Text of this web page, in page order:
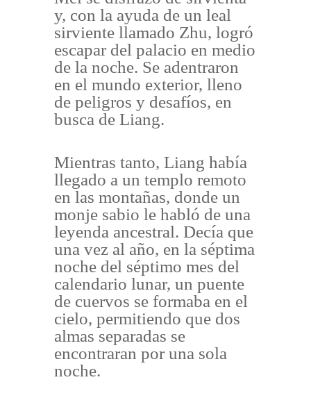
y, con la ayuda de un leal
sirviente llamado Zhu, logró
escapar del palacio en medio
de la noche. Se adentraron
en el mundo exterior, lleno
de peligros y desafíos, en
busca de Liang.
Mientras tanto, Liang había
llegado a un templo remoto
en las montañas, donde un
monje sabio le habló de una
leyenda ancestral. Decía que
una vez al año, en la séptima
noche del séptimo mes del
calendario lunar, un puente
de cuervos se formaba en el
cielo, permitiendo que dos
almas separadas se
encontraran por una sola
noche.